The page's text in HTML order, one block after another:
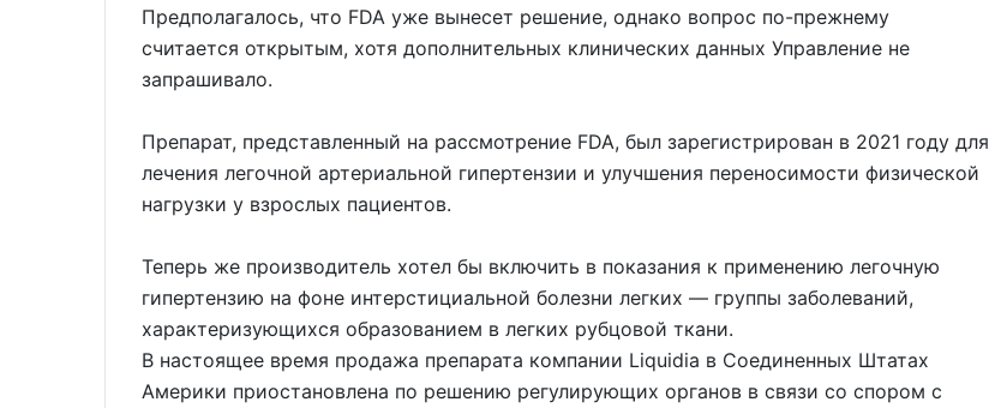
Предполагалось, что FDA уже вынесет решение, однако вопрос по-прежнему
считается открытым, хотя дополнительных клинических данных Управление не
запрашивало.
Препарат, представленный на рассмотрение FDA, был зарегистрирован в 2021 году для
лечения легочной артериальной гипертензии и улучшения переносимости физической
нагрузки у взрослых пациентов.
Теперь же производитель хотел бы включить в показания к применению легочную
гипертензию на фоне интерстициальной болезни легких — группы заболеваний,
характеризующихся образованием в легких рубцовой ткани.
В настоящее время продажа препарата компании Liquidia в Соединенных Штатах
Америки приостановлена по решению регулирующих органов в связи со спором с